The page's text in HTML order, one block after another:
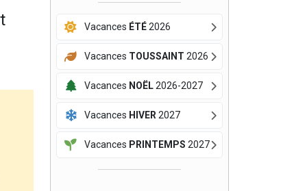
Vacances ÉTÉ2026
Vacances TOUSSAINT 2026
Vacances NOËL2026-2027
Vacances HIVER 2027
Vacances PRINTEMPS 2027